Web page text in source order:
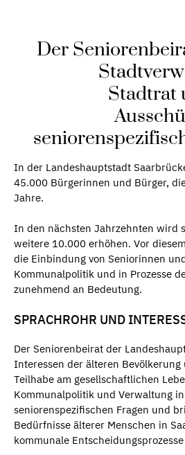
Der
Stadtrat
In der Landeshauptstadt
45.000 Bürgerinnen und Bürger,
Jahre.
In den nächsten Jahrzehnten wird
weitere 10.000 erhöhen. Vor
die Einbindung von Seniorinnen
Kommunalpolitik und in Prozesse
zunehmend an Bedeutung.
SPRACHROHR UND
Der Seniorenbeirat der
Interessen der älteren
Teilhabe am gesellschaftlichen
Kommunalpolitik und Verwaltung
seniorenspezifischen Fragen und
Bedürfnisse älterer Menschen in
kommunale